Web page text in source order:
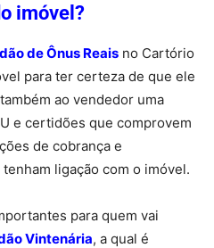
imóvel?
de Ônus Reais no Cartório
para ter certeza de que ele
ao vendedor uma
e certidões que comprovem
de cobrança e
ligação com o imóvel.
para quem vai
Vintenária, a qual é